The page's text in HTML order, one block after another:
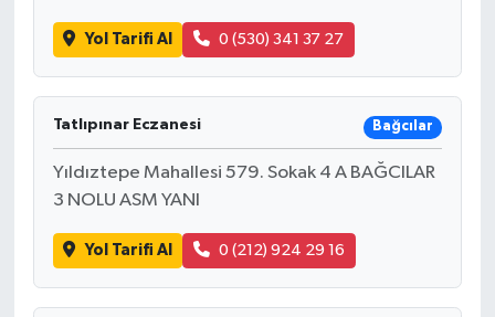
Yol Tarifi Al 0 (530) 341 37 27
Tatlıpınar Eczanesi Bağcılar
Yıldıztepe Mahallesi 579. Sokak 4 A BAĞCILAR
3 NOLU ASM YANI
Yol Tarifi Al 0 (212) 924 29 16